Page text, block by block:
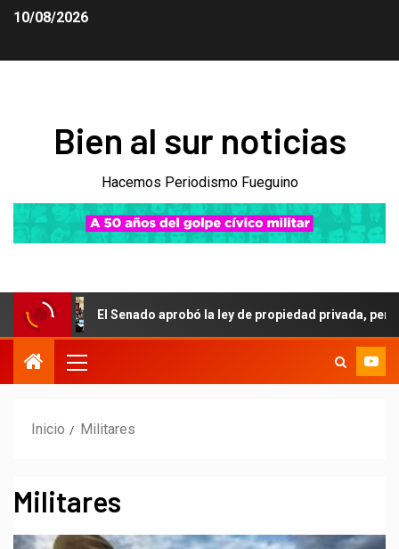
10/08/2026
Bien al sur noticias
Hacemos Periodismo Fueguino
El Senado aprobó la ley de propiedad privada, pero el
Inicio Militares
Militares